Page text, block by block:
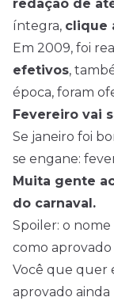
redação de
íntegra, clique
Em 2009, foi
efetivos,
época, foram
Fevereiro vai
Se janeiro foi
se engane:
Muita gente
do carnaval.
Spoiler: o nome
como aprovado
Você que quer
aprovado ainda